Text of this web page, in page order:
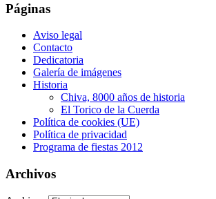
Páginas
Aviso legal
Contacto
Dedicatoria
Galería de imágenes
Historia
Chiva, 8000 años de historia
El Torico de la Cuerda
Política de cookies (UE)
Política de privacidad
Programa de fiestas 2012
Archivos